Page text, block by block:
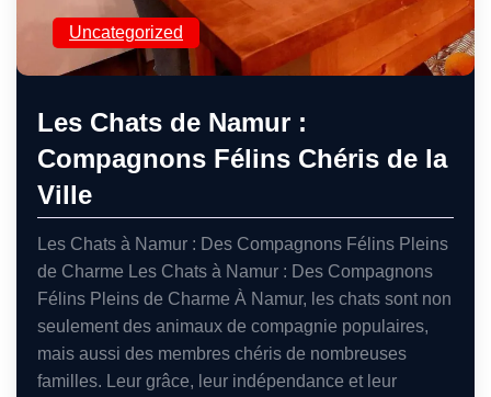
Uncategorized
Les Chats de Namur :
Compagnons Félins Chéris de la
Ville
Les Chats à Namur : Des Compagnons Félins Pleins
de Charme Les Chats à Namur : Des Compagnons
Félins Pleins de Charme À Namur, les chats sont non
seulement des animaux de compagnie populaires,
mais aussi des membres chéris de nombreuses
familles. Leur grâce, leur indépendance et leur